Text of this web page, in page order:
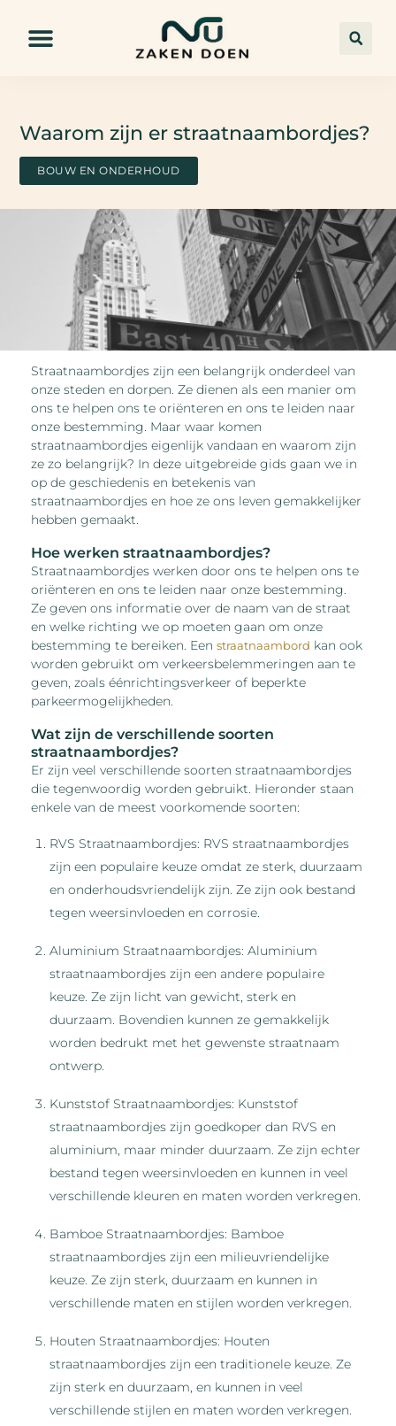
Waarom zijn er straatnaambordjes?
BOUW EN ONDERHOUD
Straatnaambordjes zijn een belangrijk onderdeel van
onze steden en dorpen. Ze dienen als een manier om
ons te helpen ons te oriënteren en ons te leiden naar
onze bestemming. Maar waar komen
straatnaambordjes eigenlijk vandaan en waarom zijn
ze zo belangrijk? In deze uitgebreide gids gaan we in
op de geschiedenis en betekenis van
straatnaambordjes en hoe ze ons leven gemakkelijker
hebben gemaakt.
Hoe werken straatnaambordjes?
Straatnaambordjes werken door ons te helpen ons te
oriënteren en ons te leiden naar onze bestemming.
Ze geven ons informatie over de naam van de straat
en welke richting we op moeten gaan om onze
bestemming te bereiken. Eenstraatnaambord kan ook
worden gebruikt om verkeersbelemmeringen aan te
geven, zoals éénrichtingsverkeer of beperkte
parkeermogelijkheden.
Wat zijn de verschillende soorten
straatnaambordjes?
Er zijn veel verschillende soorten straatnaambordjes
die tegenwoordig worden gebruikt. Hieronder staan
enkele van de meest voorkomende soorten:
RVS Straatnaambordjes: RVS straatnaambordjes
zijn een populaire keuze omdat ze sterk, duurzaam
en onderhoudsvriendelijk zijn. Ze zijn ook bestand
tegen weersinvloeden en corrosie.
Aluminium Straatnaambordjes: Aluminium
straatnaambordjes zijn een andere populaire
keuze. Ze zijn licht van gewicht, sterk en
duurzaam. Bovendien kunnen ze gemakkelijk
worden bedrukt met het gewenste straatnaam
ontwerp.
Kunststof Straatnaambordjes: Kunststof
straatnaambordjes zijn goedkoper dan RVS en
aluminium, maar minder duurzaam. Ze zijn echter
bestand tegen weersinvloeden en kunnen in veel
verschillende kleuren en maten worden verkregen.
Bamboe Straatnaambordjes: Bamboe
straatnaambordjes zijn een milieuvriendelijke
keuze. Ze zijn sterk, duurzaam en kunnen in
verschillende maten en stijlen worden verkregen.
Houten Straatnaambordjes: Houten
straatnaambordjes zijn een traditionele keuze. Ze
zijn sterk en duurzaam, en kunnen in veel
verschillende stijlen en maten worden verkregen.